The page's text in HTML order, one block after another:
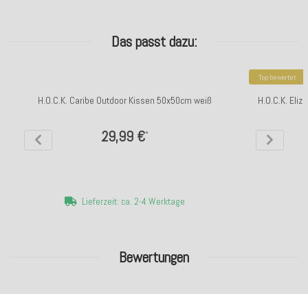
Bewertungen
Das passt dazu:
H.O.C.K. Caribe Outdoor Kissen 50x50cm weiß
29,99 €*
Lieferzeit: ca. 2-4 Werktage
Top bewertet
H.O.C.K.